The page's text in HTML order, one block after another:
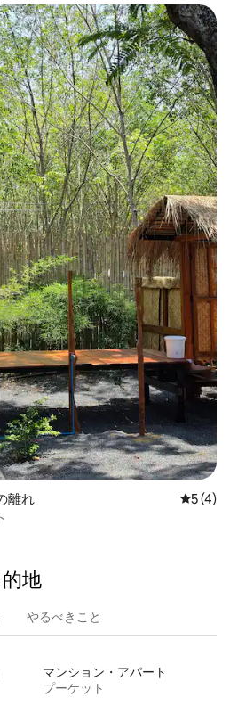
離れ レビュー
5 (4)
地
やるべきこと
マンション・アパート
プーケット